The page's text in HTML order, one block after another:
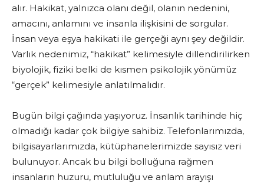
alır. Hakikat, yalnızca olanı değil, olanın nedenini,
amacını, anlamını ve insanla ilişkisini de sorgular.
İnsan veya eşya hakikati ile gerçeği aynı şey değildir.
Varlık nedenimiz, “hakikat” kelimesiyle dillendirilirken
biyolojik, fiziki belki de kısmen psikolojik yönümüz
“gerçek” kelimesiyle anlatılmalıdır.
Bugün bilgi çağında yaşıyoruz. İnsanlık tarihinde hiç
olmadığı kadar çok bilgiye sahibiz. Telefonlarımızda,
bilgisayarlarımızda, kütüphanelerimizde sayısız veri
bulunuyor. Ancak bu bilgi bolluğuna rağmen
insanların huzuru, mutluluğu ve anlam arayışı